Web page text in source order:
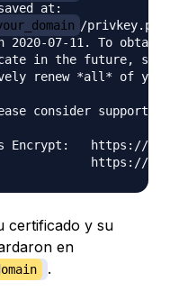
at:
/privkey.pem
2020-07-11. To obtain
in the future,
renew *all* of
consider
Encrypt:   https://
certificado y su
en
.